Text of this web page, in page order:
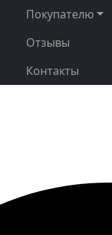
Покупателю
Отзывы
Контакты